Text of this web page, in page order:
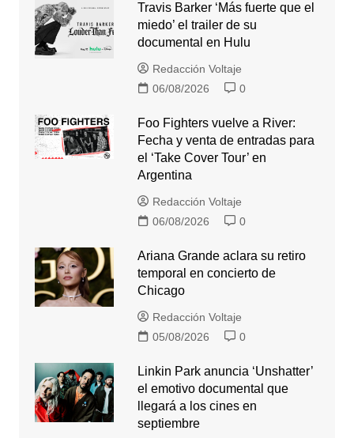
Travis Barker ‘Más fuerte que el
miedo’ el trailer de su
documental en Hulu
Redacción Voltaje
06/08/2026
0
Foo Fighters vuelve a River:
Fecha y venta de entradas para
el ‘Take Cover Tour’ en
Argentina
Redacción Voltaje
06/08/2026
0
Ariana Grande aclara su retiro
temporal en concierto de
Chicago
Redacción Voltaje
05/08/2026
0
Linkin Park anuncia ‘Unshatter’
el emotivo documental que
llegará a los cines en
septiembre